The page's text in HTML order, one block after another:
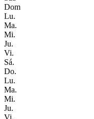
Dom
Lu.
Ma.
Mi.
Ju.
Vi.
Sá.
Do.
Lu.
Ma.
Mi.
Ju.
Vi.